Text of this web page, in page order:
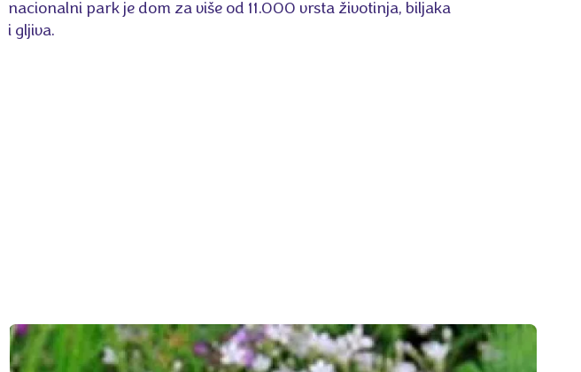
nacionalni park je dom za više od 11.000 vrsta životinja, biljaka
i gljiva.